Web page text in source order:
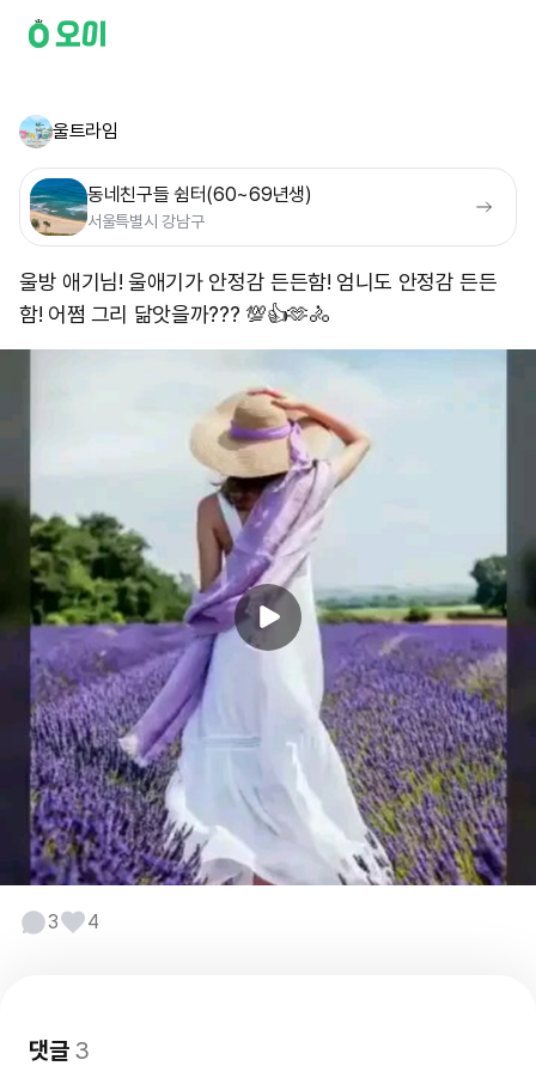
울트라임
동네친구들 쉼터(60~69년생)
서울특별시 강남구
울방 애기님! 울애기가 안정감 든든함! 엄니도 안정감 든든
함! 어쩜 그리 닮앗을까??? 💯👍🫶🚴
3 4
댓글3